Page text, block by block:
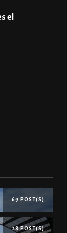
el
69 POST(S)
28 POST(S)